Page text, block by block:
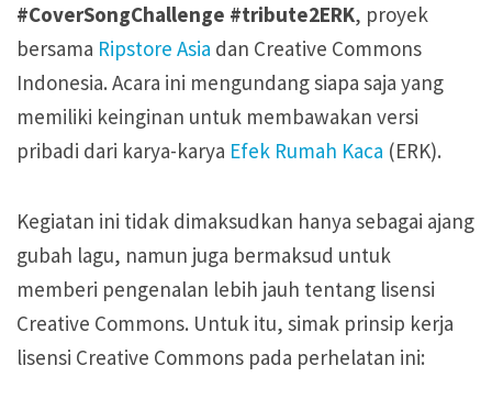
#CoverSongChallenge #tribute2ERK, proyek
bersama Ripstore Asia dan Creative Commons
Indonesia. Acara ini mengundang siapa saja yang
memiliki keinginan untuk membawakan versi
pribadi dari karya-karya Efek Rumah Kaca (ERK).
Kegiatan ini tidak dimaksudkan hanya sebagai ajang
gubah lagu, namun juga bermaksud untuk
memberi pengenalan lebih jauh tentang lisensi
Creative Commons. Untuk itu, simak prinsip kerja
lisensi Creative Commons pada perhelatan ini: